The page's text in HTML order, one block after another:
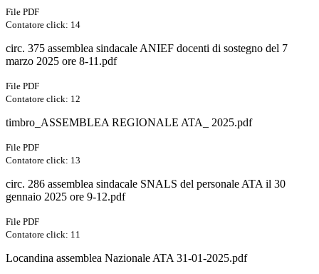
File PDF
Contatore click: 14
circ. 375 assemblea sindacale ANIEF docenti di sostegno del 7
marzo 2025 ore 8-11.pdf
File PDF
Contatore click: 12
timbro_ASSEMBLEA REGIONALE ATA_ 2025.pdf
File PDF
Contatore click: 13
circ. 286 assemblea sindacale SNALS del personale ATA il 30
gennaio 2025 ore 9-12.pdf
File PDF
Contatore click: 11
Locandina assemblea Nazionale ATA 31-01-2025.pdf